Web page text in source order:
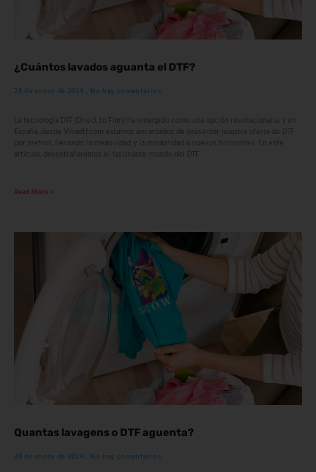
¿Cuántos lavados aguanta el DTF?
28 de enero de 2024 No hay comentarios
La tecnología DTF (Direct to Film) ha emergido como una opción revolucionaria, y en
España, desde Vivadtf.com estamos encantados de presentar nuestra oferta de DTF
por metros, llevando la creatividad y la durabilidad a nuevos horizontes. En este
artículo, desentrañaremos el fascinante mundo del DTF
Read More >
Quantas lavagens o DTF aguenta?
28 de enero de 2024 No hay comentarios